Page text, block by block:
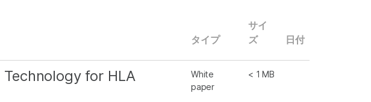
タイプ
サイ
ズ
日付
for HLA
White
paper
< 1 MB